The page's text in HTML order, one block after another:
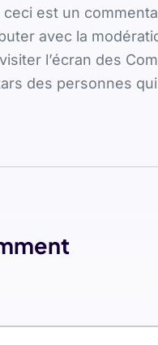
ceci est un
avec la
l’écran des
des personnes